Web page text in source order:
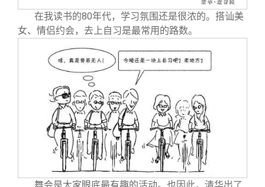
在我读书的80年代，学习氛围还是很浓的。搭讪美
女、情侣约会，去上自习是最常用的路数。
舞会是大家眼底最有趣的活动。也因此，清华出了